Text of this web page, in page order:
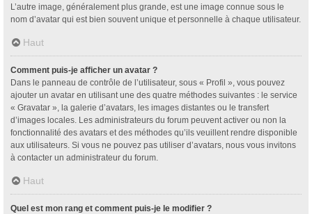
L’autre image, généralement plus grande, est une image connue sous le
nom d’avatar qui est bien souvent unique et personnelle à chaque utilisateur.
Haut
Comment puis-je afficher un avatar ?
Dans le panneau de contrôle de l’utilisateur, sous « Profil », vous pouvez
ajouter un avatar en utilisant une des quatre méthodes suivantes : le service
« Gravatar », la galerie d’avatars, les images distantes ou le transfert
d’images locales. Les administrateurs du forum peuvent activer ou non la
fonctionnalité des avatars et des méthodes qu’ils veuillent rendre disponible
aux utilisateurs. Si vous ne pouvez pas utiliser d’avatars, nous vous invitons
à contacter un administrateur du forum.
Haut
Quel est mon rang et comment puis-je le modifier ?